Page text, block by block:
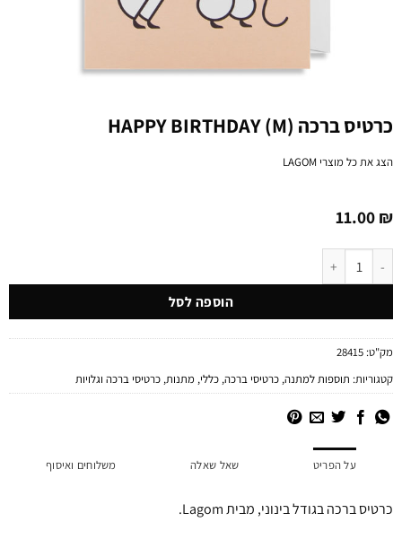
כרטיס ברכה (HAPPY BIRTHDAY (M
הצג את כל מוצריLAGOM
11.00₪
כמות של כרטיס ברכה (HAPPY BIRTHDAY (M
הוספה לסל
מק"ט:28415
קטגוריות:תוספות למתנה,כרטיסי ברכה,כללי,מתנות,כרטיסי ברכה וגלויות
על הפריט שאל שאלה משלוחים ואיסוף
כרטיס ברכה בגודל בינוני, מבית Lagom.